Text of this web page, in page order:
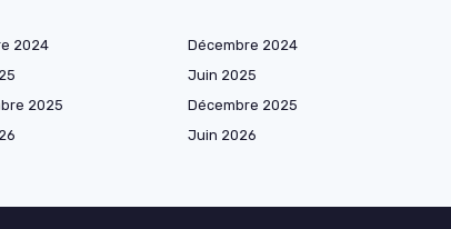
2024
Décembre 2024
Juin 2025
2025
Décembre 2025
Juin 2026